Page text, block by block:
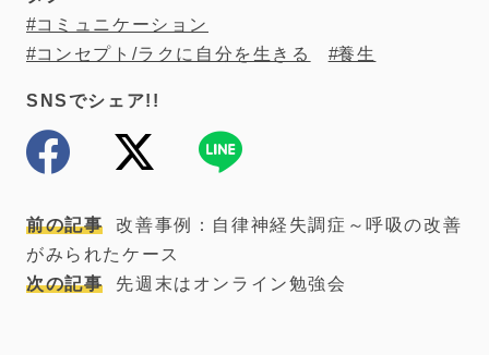
コミュニケーション
コンセプト/ラクに自分を生きる
養生
SNSでシェア!!
前の記事
改善事例：自律神経失調症～呼吸の改善
がみられたケース
次の記事
先週末はオンライン勉強会